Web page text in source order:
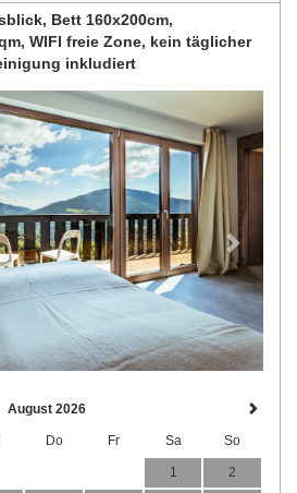
Bett 160x200cm,
WIFI freie Zone, kein täglicher
inkludiert
Next
August 2026
Do Fr Sa So
1 2